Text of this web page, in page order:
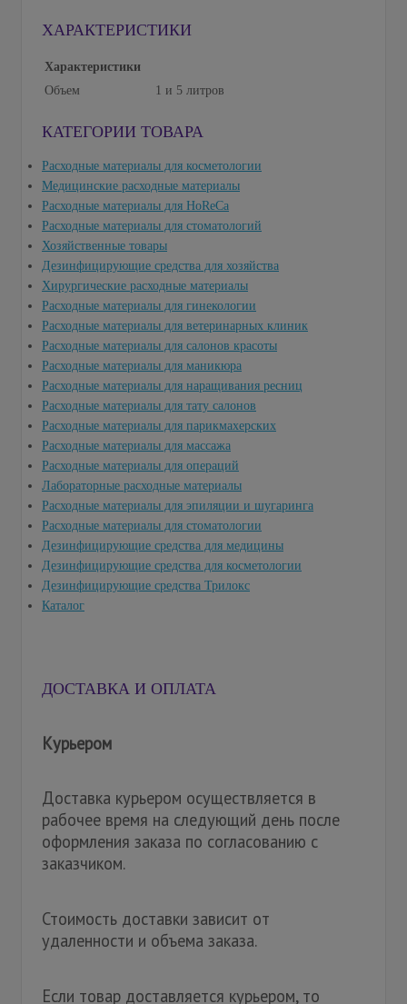
ХАРАКТЕРИСТИКИ
Характеристики
Объем
1 и 5 литров
КАТЕГОРИИ ТОВАРА
Расходные материалы для косметологии
Медицинские расходные материалы
Расходные материалы для HoReCa
Расходные материалы для стоматологий
Хозяйственные товары
Дезинфицирующие средства для хозяйства
Хирургические расходные материалы
Расходные материалы для гинекологии
Расходные материалы для ветеринарных клиник
Расходные материалы для салонов красоты
Расходные материалы для маникюра
Расходные материалы для наращивания ресниц
Расходные материалы для тату салонов
Расходные материалы для парикмахерских
Расходные материалы для массажа
Расходные материалы для операций
Лабораторные расходные материалы
Расходные материалы для эпиляции и шугаринга
Расходные материалы для стоматологии
Дезинфицирующие средства для медицины
Дезинфицирующие средства для косметологии
Дезинфицирующие средства Трилокс
Каталог
ДОСТАВКА И ОПЛАТА
Курьером
Доставка курьером осуществляется в
рабочее время на следующий день после
оформления заказа по согласованию с
заказчиком.
Стоимость доставки зависит от
удаленности и объема заказа.
Если товар доставляется курьером, то